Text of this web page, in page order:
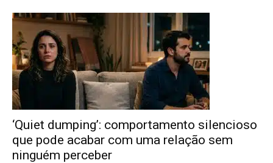
‘Quiet dumping’: comportamento silencioso
que pode acabar com uma relação sem
ninguém perceber